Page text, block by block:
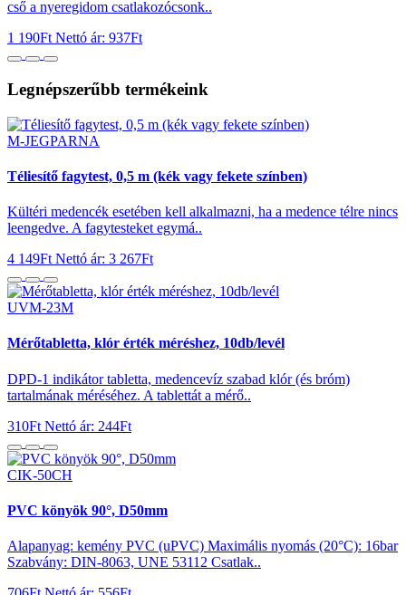
cső a nyeregidom csatlakozócsonk..
1 190Ft Nettó ár: 937Ft
Legnépszerűbb termékeink
M-JEGPARNA
Téliesítő fagytest, 0,5 m (kék vagy fekete színben)
Kültéri medencék esetében kell alkalmazni, ha a medence télre nincs
leengedve. A fagytesteket egymá..
4 149Ft Nettó ár: 3 267Ft
UVM-23M
Mérőtabletta, klór érték méréshez, 10db/levél
DPD-1 indikátor tabletta, medencevíz szabad klór (és bróm)
tartalmának méréséhez. A tablettát a mérő..
310Ft Nettó ár: 244Ft
CIK-50CH
PVC könyök 90°, D50mm
Alapanyag: kemény PVC (uPVC) Maximális nyomás (20°C): 16bar
Szabvány: DIN-8063, UNE 53112 Csatlak..